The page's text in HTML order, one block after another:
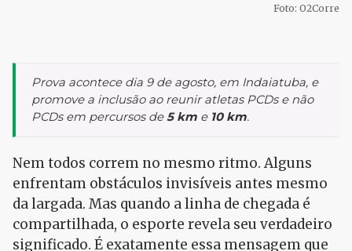
Foto: O2Corre
Prova acontece dia 9 de agosto, em Indaiatuba, e
promove a inclusão ao reunir atletas PCDs e não
PCDs em percursos de5 km e 10 km.
Nem todos correm no mesmo ritmo. Alguns
enfrentam obstáculos invisíveis antes mesmo
da largada. Mas quando a linha de chegada é
compartilhada, o esporte revela seu verdadeiro
significado. É exatamente essa mensagem que